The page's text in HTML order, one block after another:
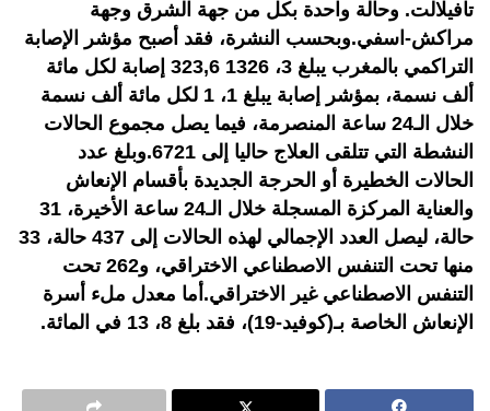
تافيلالت. وحالة واحدة بكل من جهة الشرق وجهة
مراكش-اسفي.وبحسب النشرة، فقد أصبح مؤشر الإصابة
التراكمي بالمغرب يبلغ 3، 1326 323,6 إصابة لكل مائة
ألف نسمة، بمؤشر إصابة يبلغ 1، 1 لكل مائة ألف نسمة
خلال الـ24 ساعة المنصرمة، فيما يصل مجموع الحالات
النشطة التي تتلقى العلاج حاليا إلى 6721.وبلغ عدد
الحالات الخطيرة أو الحرجة الجديدة بأقسام الإنعاش
والعناية المركزة المسجلة خلال الـ24 ساعة الأخيرة، 31
حالة، ليصل العدد الإجمالي لهذه الحالات إلى 437 حالة، 33
منها تحت التنفس الاصطناعي الاختراقي، و262 تحت
التنفس الاصطناعي غير الاختراقي.أما معدل ملء أسرة
الإنعاش الخاصة بـ(كوفيد-19)، فقد بلغ 8، 13 في المائة.